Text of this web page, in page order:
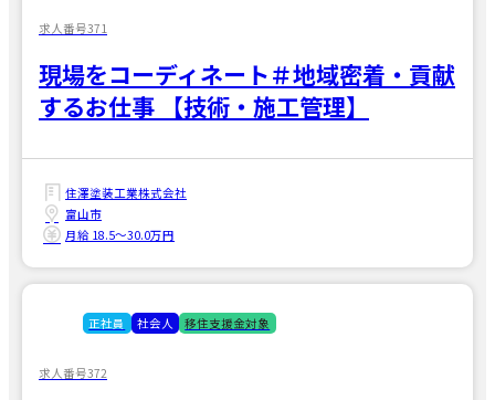
求人番号371
現場をコーディネート＃地域密着・貢献
するお仕事 【技術・施工管理】
住澤塗装工業株式会社
富山市
月給 18.5〜30.0万円
正社員 社会人 移住支援金対象
求人番号372